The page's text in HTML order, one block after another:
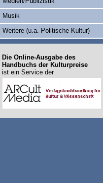
Musik
Weitere (u.a. Politische Kultur)
Die Online-Ausgabe des
Handbuchs der Kulturpreise
ist ein Service der